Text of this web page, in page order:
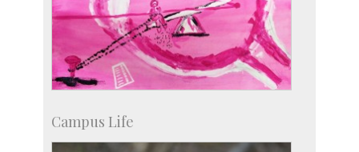
Campus Life